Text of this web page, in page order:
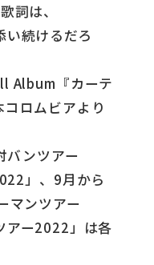
詞は、
い続けるだろ
Album『カーテ
ロムビアより
バンツアー
」、9月から
マンツアー
アー2022」は各